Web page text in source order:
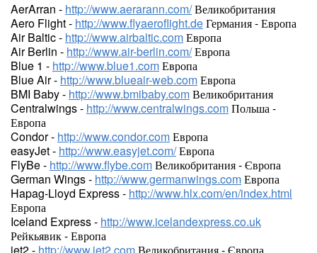
AerArran - http://www.aerarann.com/Великобритания
Aero Flight - http://www.flyaeroflight.deГермания - Европа
Air Baltic - http://www.airbaltic.comЕвропа
Air Berlin - http://www.air-berlin.com/Европа
Blue 1 - http://www.blue1.comЕвропа
Blue Air - http://www.blueair-web.comЕвропа
BMI Baby - http://www.bmibaby.comВеликобритания
Centralwings - http://www.centralwings.comПольша -
Европа
Condor - http://www.condor.comЕвропа
easyJet - http://www.easyjet.com/Европа
FlyBe - http://www.flybe.comВеликобритания - Європа
German Wings - http://www.germanwings.comЕвропа
Hapag-Lloyd Express - http://www.hlx.com/en/index.html
Европа
Iceland Express - http://www.icelandexpress.co.uk
Рейкьявик - Европа